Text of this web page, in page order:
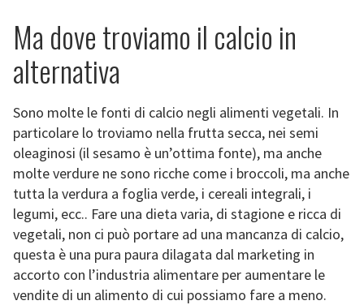
Ma dove troviamo il calcio in
alternativa
Sono molte le fonti di calcio negli alimenti vegetali. In
particolare lo troviamo nella frutta secca, nei semi
oleaginosi (il sesamo è un’ottima fonte), ma anche
molte verdure ne sono ricche come i broccoli, ma anche
tutta la verdura a foglia verde, i cereali integrali, i
legumi, ecc.. Fare una dieta varia, di stagione e ricca di
vegetali, non ci può portare ad una mancanza di calcio,
questa è una pura paura dilagata dal marketing in
accorto con l’industria alimentare per aumentare le
vendite di un alimento di cui possiamo fare a meno.